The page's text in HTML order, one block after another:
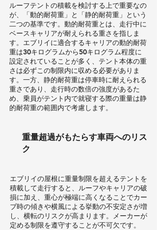
ルーフテントの積載を検討する上で重要なの
が、「動的耐荷重」と「静的耐荷重」という
二つの基準です。動的耐荷重とは、走行中に
ベースキャリアが耐えられる重さを指しま
す。エブリイに適合するキャリアの動的耐荷
重は30キログラムから50キログラム程度に
設定されていることが多く、テント本体の重
さは必ずこの制限内に収める必要がありま
す。一方、静的耐荷重は停車時に耐えられる
重さであり、走行時の数倍の強度があるた
め、乗員がテント内で就寝する際の重量は静
的耐荷重の範囲内で考慮します。
重量超過がもたらす車両へのリス
ク
エブリイの屋根に重量制限を超えるテントを
積載して走行すると、ルーフやキャリアの破
損に加え、重心が極端に高くなることでカー
ブ時の傾きや横風による挙動の不安定さが増
し、横転のリスクが高まります。メーカーが
定める制限を遵守することが不可欠です。